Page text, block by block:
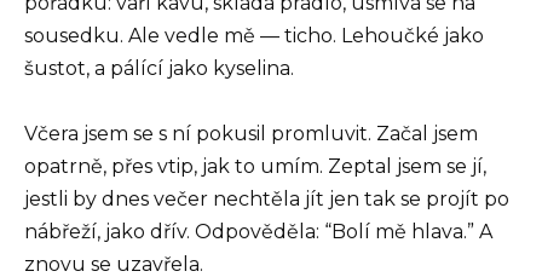
sousedku. Ale vedle mě — ticho. Lehoučké jako
šustot, a pálící jako kyselina.
Včera jsem se s ní pokusil promluvit. Začal jsem
opatrně, přes vtip, jak to umím. Zeptal jsem se jí,
jestli by dnes večer nechtěla jít jen tak se projít po
nábřeží, jako dřív. Odpověděla: “Bolí mě hlava.” A
znovu se uzavřela.